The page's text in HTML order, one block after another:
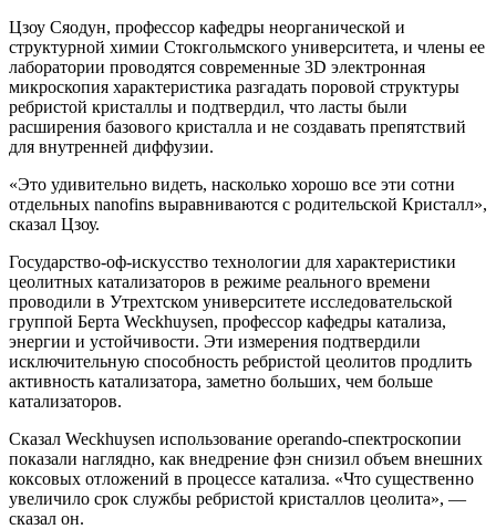
Цзоу Сяодун, профессор кафедры неорганической и
структурной химии Стокгольмского университета, и члены ее
лаборатории проводятся современные 3D электронная
микроскопия характеристика разгадать поровой структуры
ребристой кристаллы и подтвердил, что ласты были
расширения базового кристалла и не создавать препятствий
для внутренней диффузии.
«Это удивительно видеть, насколько хорошо все эти сотни
отдельных nanofins выравниваются с родительской Кристалл»,
сказал Цзоу.
Государство-оф-искусство технологии для характеристики
цеолитных катализаторов в режиме реального времени
проводили в Утрехтском университете исследовательской
группой Берта Weckhuysen, профессор кафедры катализа,
энергии и устойчивости. Эти измерения подтвердили
исключительную способность ребристой цеолитов продлить
активность катализатора, заметно больших, чем больше
катализаторов.
Сказал Weckhuysen использование operando-спектроскопии
показали наглядно, как внедрение фэн снизил объем внешних
коксовых отложений в процессе катализа. «Что существенно
увеличило срок службы ребристой кристаллов цеолита», —
сказал он.